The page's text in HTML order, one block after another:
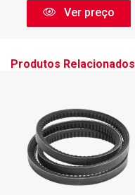
Ver preço
Produtos Relacionados